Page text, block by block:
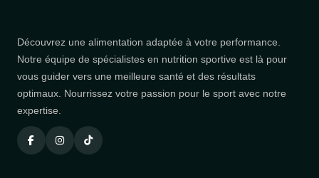
Découvrez une alimentation adaptée à votre performance.
Notre équipe de spécialistes en nutrition sportive est là pour
vous guider vers une meilleure santé et des résultats
optimaux. Nourrissez votre passion pour le sport avec notre
expertise.